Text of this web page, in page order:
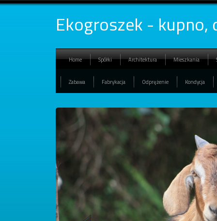
Ekogroszek - kupno,
Home Spółki Architektura Mieszkania
Zabawa Fabrykacja Odprężenie Kondycja